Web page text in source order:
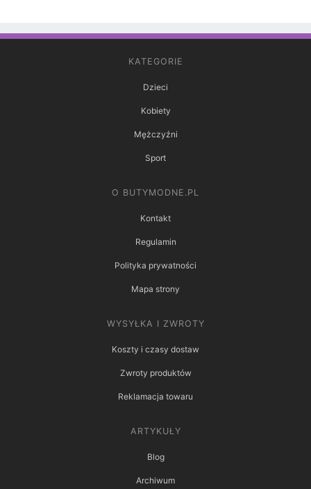
KATEGORIE
Dzieci
Kobiety
Mężczyźni
Sport
O BUTYMODNE.PL
Kontakt
Regulamin
Polityka prywatności
Mapa strony
WYSYŁKA I ZWROTY
Koszty i czasy dostaw
Zwroty produktów
Reklamacja towaru
ARTYKUŁY
Blog
Archiwum